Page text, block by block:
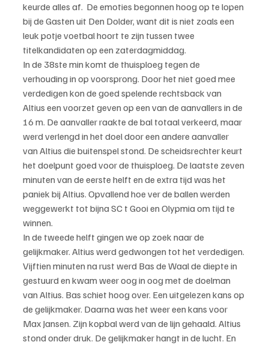
keurde alles af.  De emoties begonnen hoog op te lopen
bij de Gasten uit Den Dolder, want dit is niet zoals een
leuk potje voetbal hoort te zijn tussen twee
titelkandidaten op een zaterdagmiddag.
In de 38ste min komt de thuisploeg tegen de
verhouding in op voorsprong. Door het niet goed mee
verdedigen kon de goed spelende rechtsback van
Altius een voorzet geven op een van de aanvallers in de
16 m. De aanvaller raakte de bal totaal verkeerd, maar
werd verlengd in het doel door een andere aanvaller
van Altius die buitenspel stond. De scheidsrechter keurt
het doelpunt goed voor de thuisploeg. De laatste zeven
minuten van de eerste helft en de extra tijd was het
paniek bij Altius. Opvallend hoe ver de ballen werden
weggewerkt tot bijna SC t Gooi en Olypmia om tijd te
winnen.
In de tweede helft gingen we op zoek naar de
gelijkmaker. Altius werd gedwongen tot het verdedigen.
Vijftien minuten na rust werd Bas de Waal de diepte in
gestuurd en kwam weer oog in oog met de doelman
van Altius. Bas schiet hoog over. Een uitgelezen kans op
de gelijkmaker. Daarna was het weer een kans voor
Max Jansen. Zijn kopbal werd van de lijn gehaald. Altius
stond onder druk. De gelijkmaker hangt in de lucht. En